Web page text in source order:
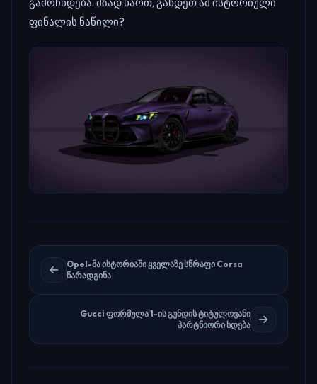
ფინალის ნაწილი?
Opel-მა ისტორიაში ყველაზე სწრაფი Corsa
წარადგინა
Gucci ფორმულა 1-ის გუნდის ტიტულოვანი
პარტნიორი ხდება